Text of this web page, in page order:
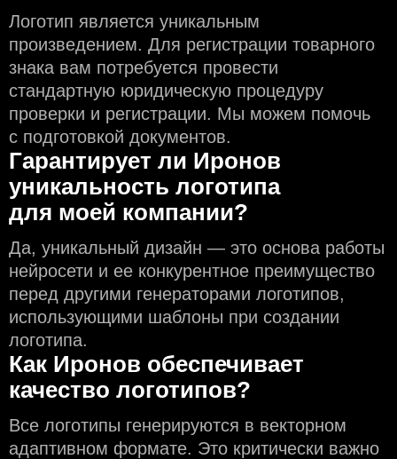
Логотип является уникальным
произведением. Для регистрации товарного
знака вам потребуется провести
стандартную юридическую процедуру
проверки и регистрации. Мы можем помочь
с подготовкой документов.
Гарантирует ли Иронов
уникальность логотипа
для моей компании?
Да, уникальный дизайн — это основа работы
нейросети и еe конкурентное преимущество
перед другими генераторами логотипов,
использующими шаблоны при создании
логотипа.
Как Иронов обеспечивает
качество логотипов?
Все логотипы генерируются в векторном
адаптивном формате. Это критически важно